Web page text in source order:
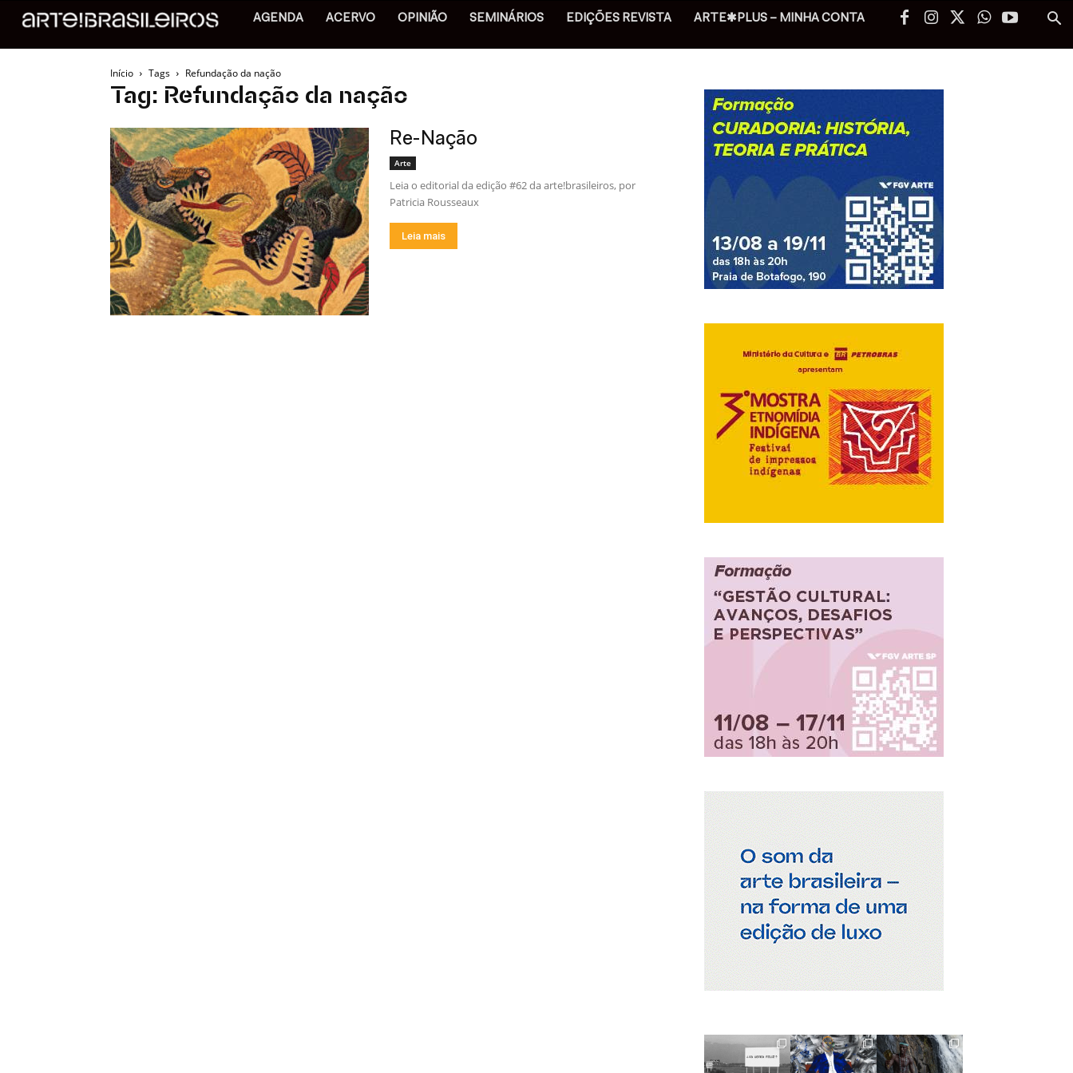
AGENDA ACERVO OPINIÃO SEMINÁRIOS EDIÇÕES REVISTA ARTE✱PLUS – MINHA CONTA
Início Tags Refundação da nação
Tag: Refundação da nação
Re-Nação
Arte
Leia o editorial da edição #62 da arte!brasileiros, por
Patricia Rousseaux
Leia mais